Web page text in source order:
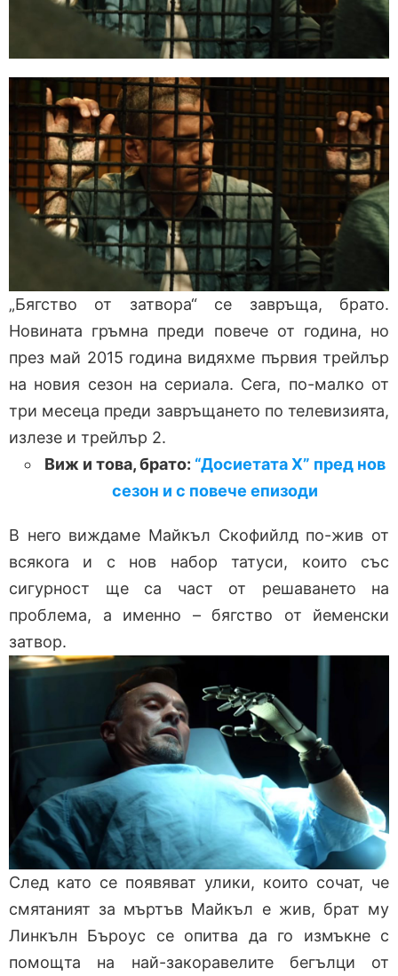
„Бягство от затвора“ се завръща, брато.
Новината гръмна преди повече от година, но
през май 2015 година видяхме първия трейлър
на новия сезон на сериала. Сега, по-малко от
три месеца преди завръщането по телевизията,
излезе и трейлър 2.
Виж и това, брато: “Досиетата Х” пред нов
сезон и с повече епизоди
В него виждаме Майкъл Скофийлд по-жив от
всякога и с нов набор татуси, които със
сигурност ще са част от решаването на
проблема, а именно – бягство от йеменски
затвор.
След като се появяват улики, които сочат, че
смятаният за мъртъв Майкъл е жив, брат му
Линкълн Бъроус се опитва да го измъкне с
помощта на най-закоравелите бегълци от